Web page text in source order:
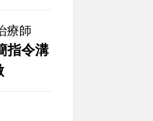
療師
指令溝